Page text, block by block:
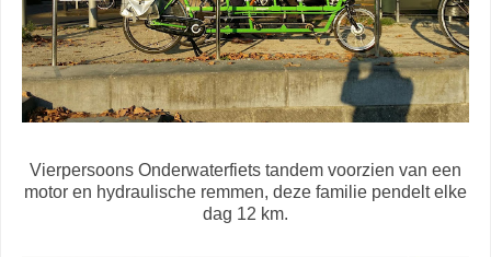
Vierpersoons Onderwaterfiets tandem voorzien van een
motor en hydraulische remmen, deze familie pendelt elke
dag 12 km.